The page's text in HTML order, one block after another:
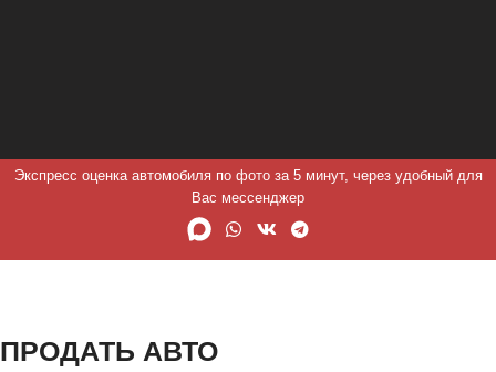
Экспресс оценка автомобиля по фото за 5 минут, через удобный для
Вас мессенджер
ПРОДАТЬ АВТО